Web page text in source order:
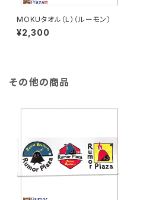
MOKUタオル（L）（ルーモン）
¥2,300
その他の商品